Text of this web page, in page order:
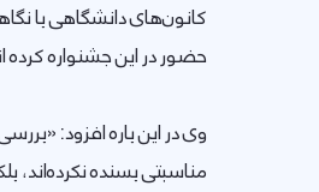
کانون‌های دانشگاهی با
حضور در این جشنواره کرده
وی در این باره افزود:
مناسبتی بسنده نکرده‌اند،